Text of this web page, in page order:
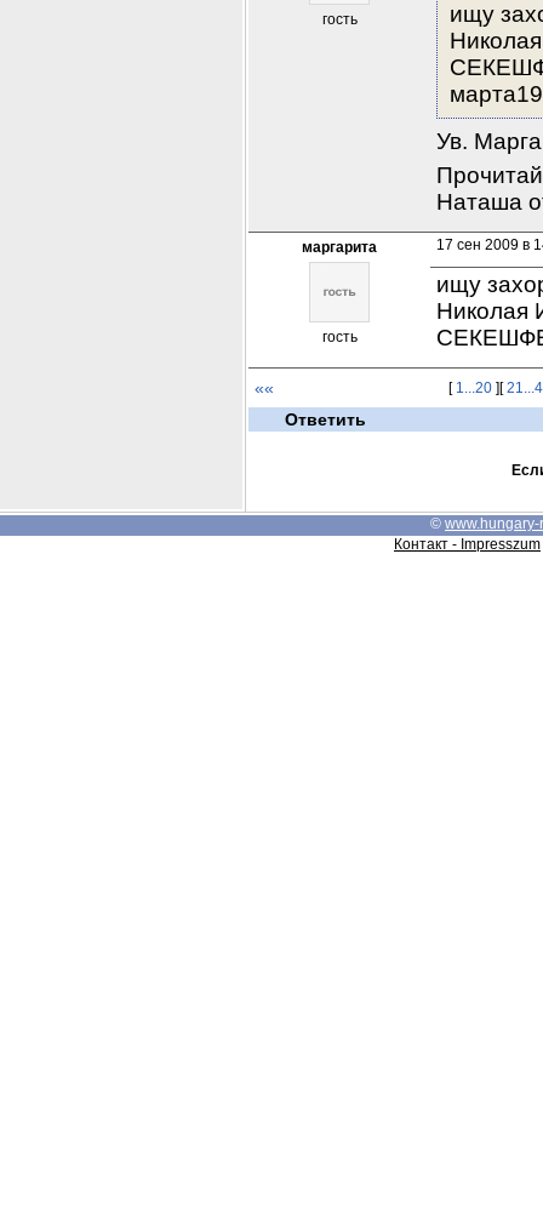
гость
ищу
Ув.
Наташа
маргарита
гость
17 сен 2009 в
ищу
Николая
«« [ 1...20][
Ответить
© www.hungary-
Контакт - Impresszum